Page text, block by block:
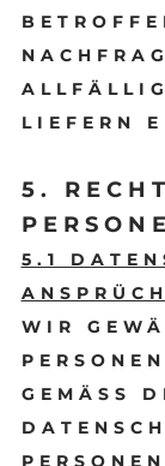
LIEFERN
5.
5.1
WIR
GEMÄSS